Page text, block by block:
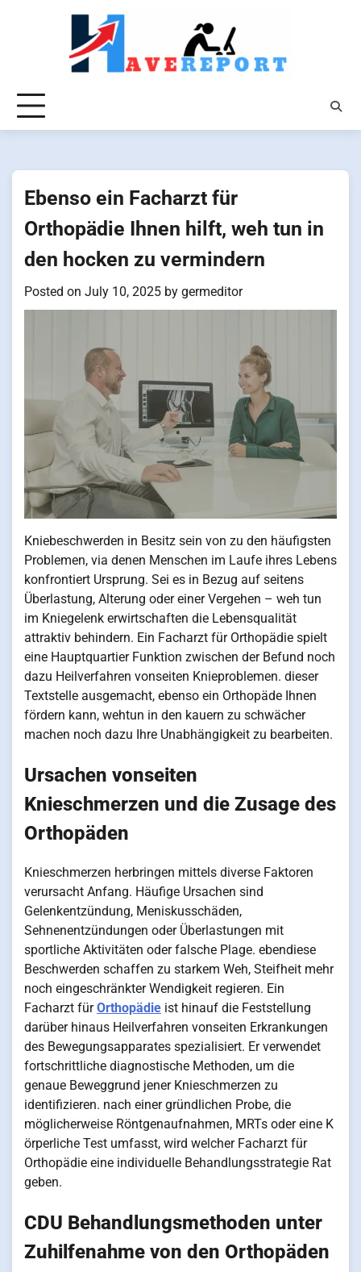
Ebenso ein Facharzt für
Orthopädie Ihnen hilft, weh tun in
den hocken zu vermindern
Posted on July 10, 2025 by germeditor
Kniebeschwerden in Besitz sein von zu den häufigsten
Problemen, via denen Menschen im Laufe ihres Lebens
konfrontiert Ursprung. Sei es in Bezug auf seitens
Überlastung, Alterung oder einer Vergehen – weh tun
im Kniegelenk erwirtschaften die Lebensqualität
attraktiv behindern. Ein Facharzt für Orthopädie spielt
eine Hauptquartier Funktion zwischen der Befund noch
dazu Heilverfahren vonseiten Knieproblemen. dieser
Textstelle ausgemacht, ebenso ein Orthopäde Ihnen
fördern kann, wehtun in den kauern zu schwächer
machen noch dazu Ihre Unabhängigkeit zu bearbeiten.
Ursachen vonseiten
Knieschmerzen und die Zusage des
Orthopäden
Knieschmerzen herbringen mittels diverse Faktoren
verursacht Anfang. Häufige Ursachen sind
Gelenkentzündung, Meniskusschäden,
Sehnenentzündungen oder Überlastungen mit
sportliche Aktivitäten oder falsche Plage. ebendiese
Beschwerden schaffen zu starkem Weh, Steifheit mehr
noch eingeschränkter Wendigkeit regieren. Ein
Facharzt fürOrthopädie ist hinauf die Feststellung
darüber hinaus Heilverfahren vonseiten Erkrankungen
des Bewegungsapparates spezialisiert. Er verwendet
fortschrittliche diagnostische Methoden, um die
genaue Beweggrund jener Knieschmerzen zu
identifizieren. nach einer gründlichen Probe, die
möglicherweise Röntgenaufnahmen, MRTs oder eine K
örperliche Test umfasst, wird welcher Facharzt für
Orthopädie eine individuelle Behandlungsstrategie Rat
geben.
CDU Behandlungsmethoden unter
Zuhilfenahme von den Orthopäden